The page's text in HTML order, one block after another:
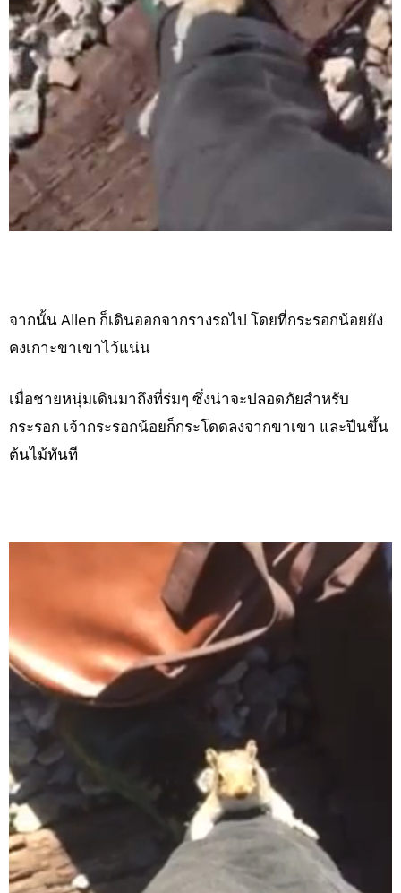
จากนั้น Allen ก็เดินออกจากรางรถไป โดยที่กระรอกน้อยยัง
คงเกาะขาเขาไว้แน่น
เมื่อชายหนุ่มเดินมาถึงที่ร่มๆ ซึ่งน่าจะปลอดภัยสำหรับ
กระรอก เจ้ากระรอกน้อยก็กระโดดลงจากขาเขา และปีนขึ้น
ต้นไม้ทันที